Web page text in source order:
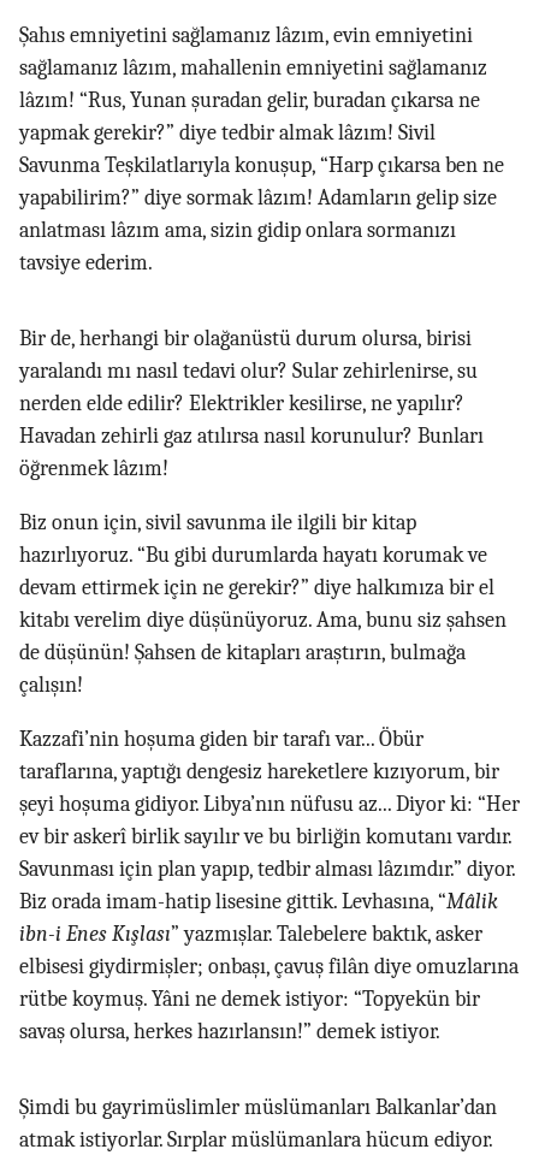
Şahıs emniyetini sağlamanız lâzım, evin emniyetini
sağlamanız lâzım, mahallenin emniyetini sağlamanız
lâzım! “Rus, Yunan şuradan gelir, buradan çıkarsa ne
yapmak gerekir?” diye tedbir almak lâzım! Sivil
Savunma Teşkilatlarıyla konuşup, “Harp çıkarsa ben ne
yapabilirim?” diye sormak lâzım! Adamların gelip size
anlatması lâzım ama, sizin gidip onlara sormanızı
tavsiye ederim.
Bir de, herhangi bir olağanüstü durum olursa, birisi
yaralandı mı nasıl tedavi olur? Sular zehirlenirse, su
nerden elde edilir? Elektrikler kesilirse, ne yapılır?
Havadan zehirli gaz atılırsa nasıl korunulur? Bunları
öğrenmek lâzım!
Biz onun için, sivil savunma ile ilgili bir kitap
hazırlıyoruz. “Bu gibi durumlarda hayatı korumak ve
devam ettirmek için ne gerekir?” diye halkımıza bir el
kitabı verelim diye düşünüyoruz. Ama, bunu siz şahsen
de düşünün! Şahsen de kitapları araştırın, bulmağa
çalışın!
Kazzafi’nin hoşuma giden bir tarafı var... Öbür
taraflarına, yaptığı dengesiz hareketlere kızıyorum, bir
şeyi hoşuma gidiyor. Libya’nın nüfusu az... Diyor ki: “Her
ev bir askerî birlik sayılır ve bu birliğin komutanı vardır.
Savunması için plan yapıp, tedbir alması lâzımdır.” diyor.
Biz orada imam-hatip lisesine gittik. Levhasına, “Mâlik
ibn-i Enes Kışlası” yazmışlar. Talebelere baktık, asker
elbisesi giydirmişler; onbaşı, çavuş filân diye omuzlarına
rütbe koymuş. Yâni ne demek istiyor: “Topyekün bir
savaş olursa, herkes hazırlansın!” demek istiyor.
Şimdi bu gayrimüslimler müslümanları Balkanlar’dan
atmak istiyorlar. Sırplar müslümanlara hücum ediyor.